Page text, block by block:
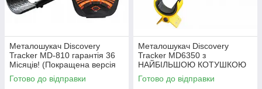
Металошукач Discovery
Tracker MD-810 гарантія 36
Місяців! (Покращена версія
2026 року)
Готово до відправки
Металошукач Discovery
Tracker MD6350 з
НАЙБІЛЬШОЮ КОТУШКОЮ
15 дюймів
Готово до відправки